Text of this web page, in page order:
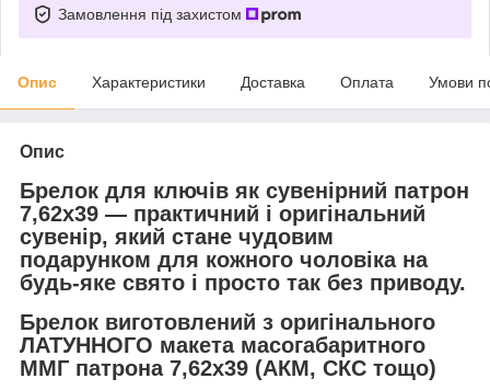
Замовлення під захистом
Опис Характеристики Доставка Оплата Умови
Опис
Брелок для ключів як сувенірний патрон
7,62х39 — практичний і оригінальний
сувенір, який стане чудовим
подарунком для кожного чоловіка на
будь-яке свято і просто так без приводу.
Брелок виготовлений з оригінального
ЛАТУННОГО макета масогабаритного
ММГ патрона 7,62х39 (АКМ, СКС тощо)